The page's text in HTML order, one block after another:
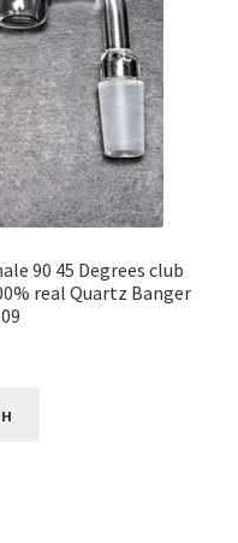
90 45 Degrees club
real Quartz Banger